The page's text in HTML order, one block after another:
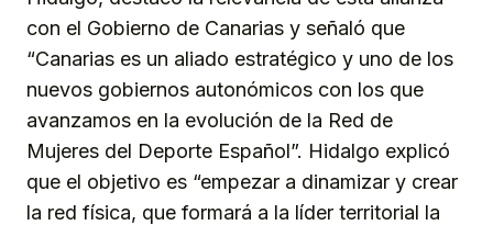
con el Gobierno de Canarias y señaló que
“Canarias es un aliado estratégico y uno de los
nuevos gobiernos autonómicos con los que
avanzamos en la evolución de la Red de
Mujeres del Deporte Español”. Hidalgo explicó
que el objetivo es “empezar a dinamizar y crear
la red física, que formará a la líder territorial la